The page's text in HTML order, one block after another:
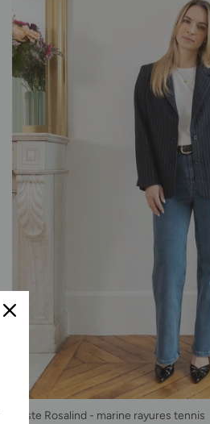
Veste Rosalind - marine rayures tennis